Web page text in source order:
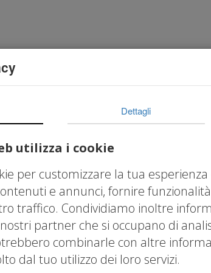
su Rimborsi
Circolare 8/2025
Dettagli
utilizza i cookie
per customizzare la tua esperienza
e annunci, fornire
traffico. Condividiamo inoltre
partner che si occupano di
combinarle con altre
dal tuo utilizzo dei loro servizi.